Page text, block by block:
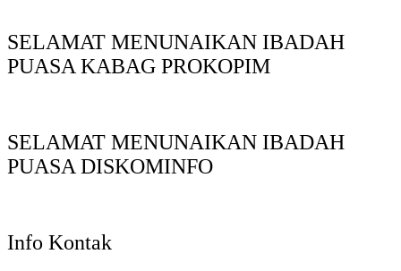
SELAMAT MENUNAIKAN IBADAH
PUASA KABAG PROKOPIM
SELAMAT MENUNAIKAN IBADAH
PUASA DISKOMINFO
Info Kontak